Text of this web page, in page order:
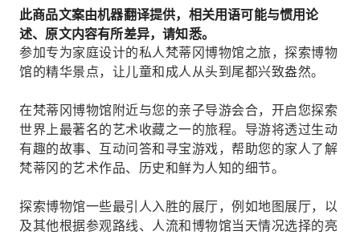
此商品文案由机器翻译提供，相关用语可能与惯用论
述、原文内容有所差异，请知悉。
参加专为家庭设计的私人梵蒂冈博物馆之旅，探索博物
馆的精华景点，让儿童和成人从头到尾都兴致盎然。
在梵蒂冈博物馆附近与您的亲子导游会合，开启您探索
世界上最著名的艺术收藏之一的旅程。导游将透过生动
有趣的故事、互动问答和寻宝游戏，帮助您的家人了解
梵蒂冈的艺术作品、历史和鲜为人知的细节。
探索博物馆一些最引人入胜的展厅，例如地图展厅，以
及其他根据参观路线、人流和博物馆当天情况选择的亮